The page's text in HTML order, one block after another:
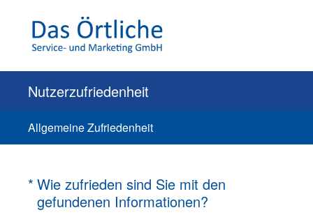
Nutzerzufriedenheit
Allgemeine Zufriedenheit
* Wie zufrieden sind Sie mit den
gefundenen Informationen?
(Erforderlich.)